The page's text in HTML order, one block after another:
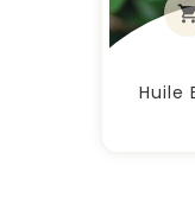
Huile